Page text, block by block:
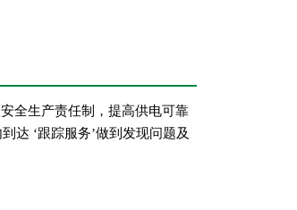
全生产责任制，提高供电可靠
达 ‘跟踪服务’做到发现问题及